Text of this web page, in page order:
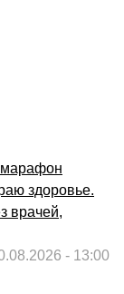
марафон
здоровье.
врачей,
- 13:00